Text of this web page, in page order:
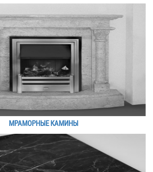
МРАМОРНЫЕ КАМИНЫ